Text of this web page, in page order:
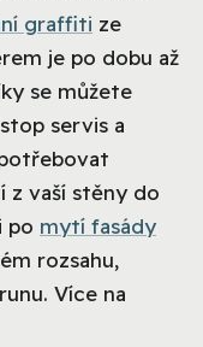
graffiti ze
je po dobu až
se můžete
servis a
z vaší stěny do
po mytí fasády
rozsahu,
Více na